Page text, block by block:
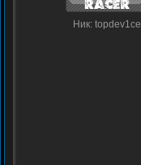
Ник: topdev1ce